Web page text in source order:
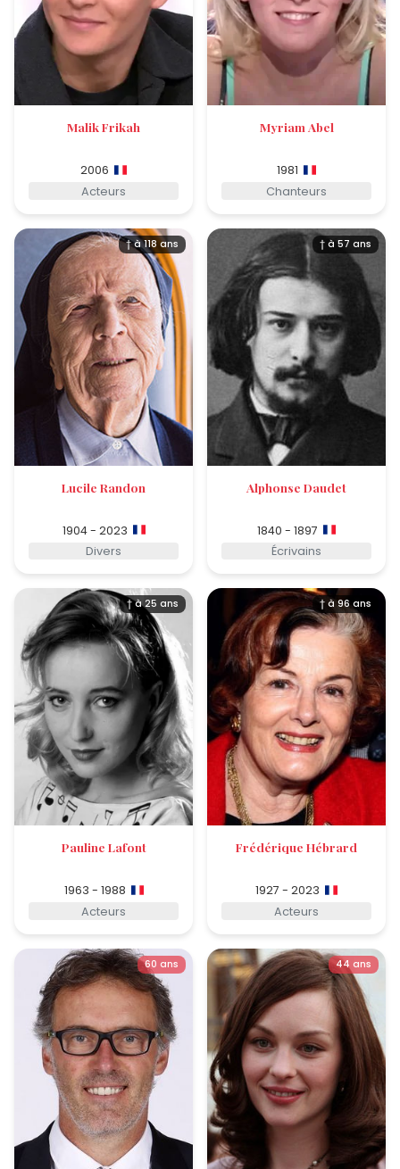
Malik Frikah
2006
Acteurs
Myriam Abel
1981
Chanteurs
† à 118 ans
Lucile Randon
1904 - 2023
Divers
† à 57 ans
Alphonse Daudet
1840 - 1897
Écrivains
† à 25 ans
Pauline Lafont
1963 - 1988
Acteurs
† à 96 ans
Frédérique Hébrard
1927 - 2023
Acteurs
60 ans 44 ans